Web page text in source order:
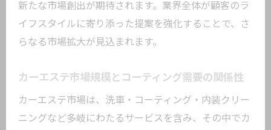
新たな市場創出が期待されます。業界全体が顧客のラ
イフスタイルに寄り添った提案を強化することで、さ
らなる市場拡大が見込まれます。
カーエステ市場規模とコーティング需要の関係性
カーエステ市場は、洗車・コーティング・内装クリー
ニングなど多岐にわたるサービスを含み、その中でカ